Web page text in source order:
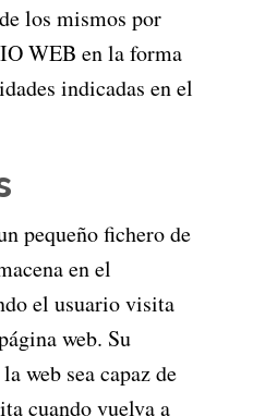
los mismos por
WEB en la forma
indicadas en el
pequeño fichero de
en el
el usuario visita
web. Su
web sea capaz de
cuando vuelva a